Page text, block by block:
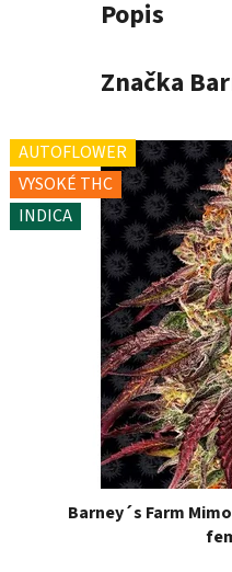
Popis
Značka
AUTOFLOWER
VYSOKÉ THC
INDICA
Barney´s Farm